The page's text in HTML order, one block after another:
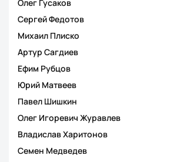
Олег Гусаков
Сергей Федотов
Михаил Плиско
Артур Сагдиев
Ефим Рубцов
Юрий Матвеев
Павел Шишкин
Олег Игоревич Журавлев
Владислав Харитонов
Семен Медведев